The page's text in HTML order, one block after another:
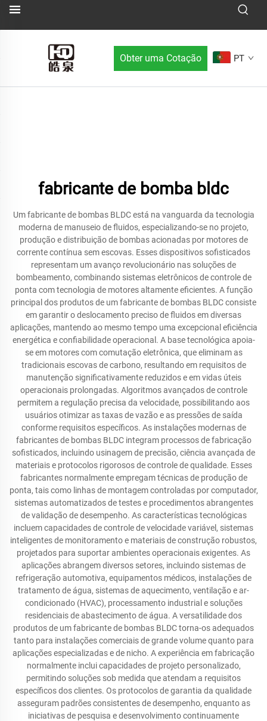
Obter uma Cotação PT
fabricante de bomba bldc
Um fabricante de bombas BLDC está na vanguarda da tecnologia
moderna de manuseio de fluidos, especializando-se no projeto,
produção e distribuição de bombas acionadas por motores de
corrente contínua sem escovas. Esses dispositivos sofisticados
representam um avanço revolucionário nas soluções de
bombeamento, combinando sistemas eletrônicos de controle de
ponta com tecnologia de motores altamente eficientes. A função
principal dos produtos de um fabricante de bombas BLDC consiste
em garantir o deslocamento preciso de fluidos em diversas
aplicações, mantendo ao mesmo tempo uma excepcional eficiência
energética e confiabilidade operacional. A base tecnológica apoia-
se em motores com comutação eletrônica, que eliminam as
tradicionais escovas de carbono, resultando em requisitos de
manutenção significativamente reduzidos e em vidas úteis
operacionais prolongadas. Algoritmos avançados de controle
permitem a regulação precisa da velocidade, possibilitando aos
usuários otimizar as taxas de vazão e as pressões de saída
conforme requisitos específicos. As instalações modernas de
fabricantes de bombas BLDC integram processos de fabricação
sofisticados, incluindo usinagem de precisão, ciência avançada de
materiais e protocolos rigorosos de controle de qualidade. Esses
fabricantes normalmente empregam técnicas de produção de
ponta, tais como linhas de montagem controladas por computador,
sistemas automatizados de testes e procedimentos abrangentes
de validação de desempenho. As características tecnológicas
incluem capacidades de controle de velocidade variável, sistemas
inteligentes de monitoramento e materiais de construção robustos,
projetados para suportar ambientes operacionais exigentes. As
aplicações abrangem diversos setores, incluindo sistemas de
refrigeração automotiva, equipamentos médicos, instalações de
tratamento de água, sistemas de aquecimento, ventilação e ar-
condicionado (HVAC), processamento industrial e soluções
residenciais de abastecimento de água. A versatilidade dos
produtos de um fabricante de bombas BLDC torna-os adequados
tanto para instalações comerciais de grande volume quanto para
aplicações especializadas e de nicho. A experiência em fabricação
normalmente inclui capacidades de projeto personalizado,
permitindo soluções sob medida que atendam a requisitos
específicos dos clientes. Os protocolos de garantia da qualidade
asseguram padrões consistentes de desempenho, enquanto as
iniciativas de pesquisa e desenvolvimento continuamente